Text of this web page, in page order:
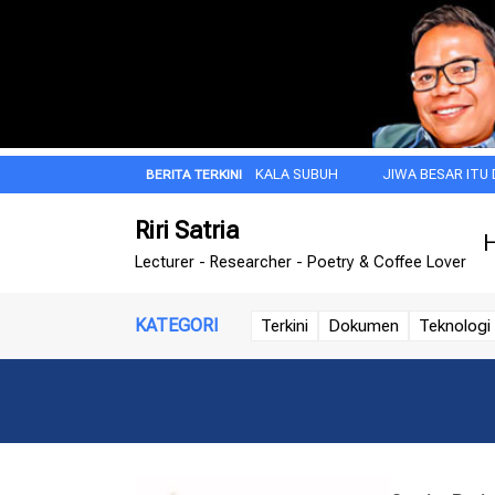
DOA PAGI INI DI KALA SUBUH JIWA BESAR ITU DIMULAI
Riri Satria
Lecturer - Researcher - Poetry & Coffee Lover
KATEGORI Terkini Dokumen